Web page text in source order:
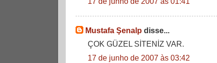
Mustafa Şenalp disse...
ÇOK GÜZEL SİTENİZ VAR.
17 de junho de 2007 às 03:42